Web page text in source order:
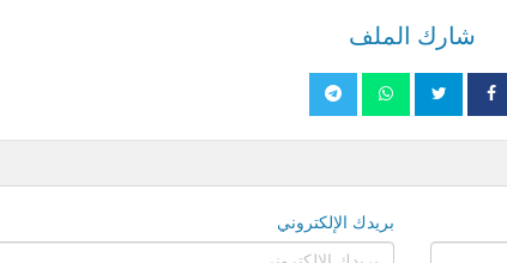
شارك الملف
بريدك الإلكتروني